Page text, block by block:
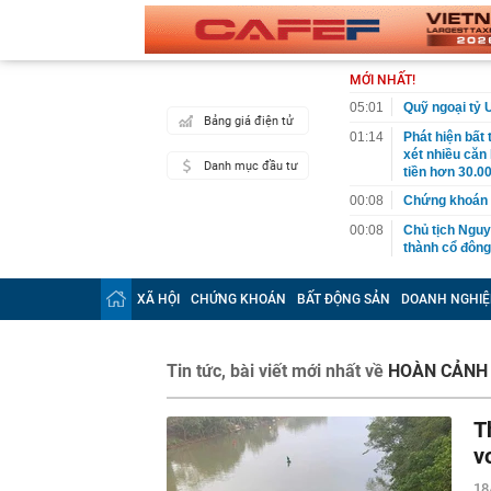
Bảng giá điện tử
Danh mục đầu tư
MỚI NHẤT!
05:01
Quỹ ngoại tỷ
01:14
Phát hiện
xét nhiều
tiền hơn
00:08
Chứng
00:08
Chủ tịch
thành cổ
00:05
Ít người biết
nhất biên
giường
2026"
00:05
56 mã chứng
00:03
Một doanh
năm 2026, lợi
00:03
Chứng khoán
XÃ HỘI CHỨNG KHOÁN BẤT ĐỘNG SẢN DOANH
Tin tức, bài viết mới nhất về HOÀN